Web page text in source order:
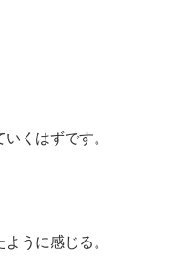
くはずです。
うに感じる。